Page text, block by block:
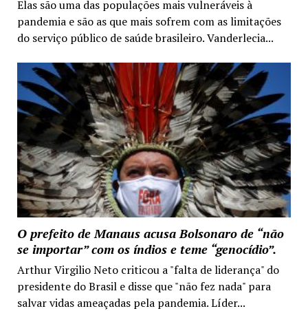
Elas são uma das populações mais vulneráveis à
pandemia e são as que mais sofrem com as limitações
do serviço público de saúde brasileiro. Vanderlecia...
O prefeito de Manaus acusa Bolsonaro de “não
se importar” com os índios e teme “genocídio”.
Arthur Virgilio Neto criticou a "falta de liderança" do
presidente do Brasil e disse que "não fez nada" para
salvar vidas ameaçadas pela pandemia. Líder...